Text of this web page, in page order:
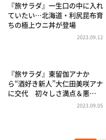
『旅サラダ』一生口の中に入れ
ていたい…北海道・利尻昆布育
ちの極上ウニ丼が登場
2023.09.12
『旅サラダ』東留伽アナか
ら“酒好き新人”大仁田美咲アナ
に交代 初々しさ満点＆悪…
2023.09.05